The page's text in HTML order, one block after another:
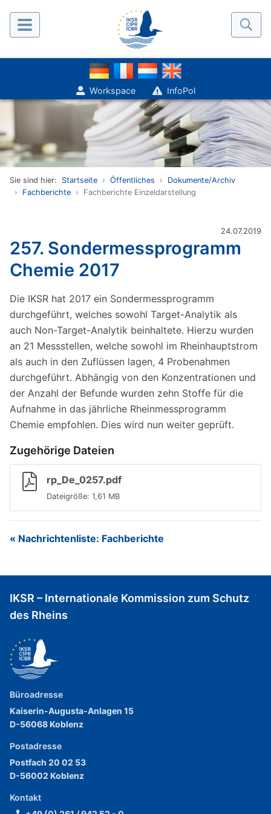
Workspace InfoPol
Sie sind hier: Startseite Öffentliches
Dokumente/Archiv
Fachberichte
Fachberichte Einzeldarstellung
24.07.2019
257. Sondermessprogramm
Chemie 2017
Die IKSR hat 2017 ein Sondermessprogramm
durchgeführt, welches sowohl Target-Analytik als
auch Non-Target-Analytik beinhaltete. Hierzu wurden
an 21 Messstellen, welche sowohl im Rheinhauptstrom
als auch in den Zuflüssen lagen, 4 Probenahmen
durchgeführt. Abhängig von den Konzentrationen und
der Anzahl der Befunde wurden zehn Stoffe für die
Aufnahme in das jährliche Rheinmessprogramm
Chemie empfohlen. Dies wird nun weiter geprüft.
Zugehörige Dateien
rp_De_0257.pdf
Dateigröße: 1,61 MB
« Nachrichtenliste: Fachberichte
IKSR – Internationale Kommission zum Schutz
des Rheins
Büroadresse
Kaiserin-Augusta-Anlagen 15
D-56068 Koblenz
Postadresse
Postfach 20 02 53
D-56002 Koblenz
Kontakt